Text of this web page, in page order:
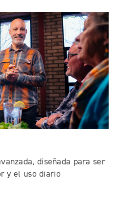
diseñada para ser
y el uso diario